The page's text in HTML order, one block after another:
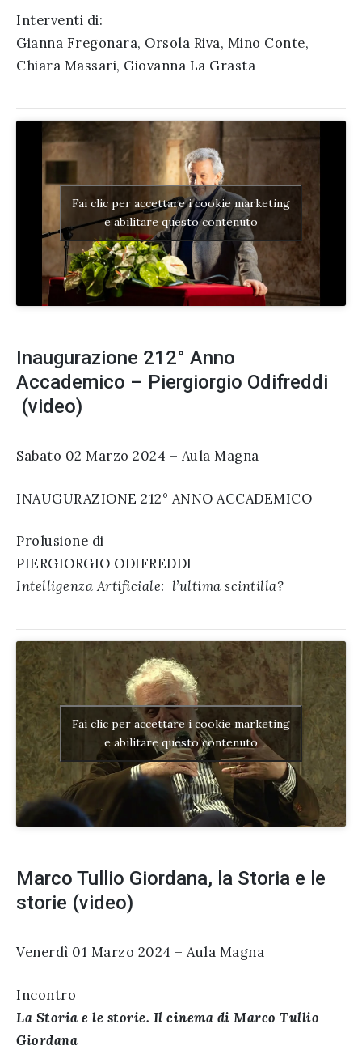
Interventi di:
Gianna Fregonara, Orsola Riva, Mino Conte,
Chiara Massari, Giovanna La Grasta
Fai clic per accettare i cookie marketing
e abilitare questo contenuto
Inaugurazione 212° Anno
Accademico – Piergiorgio Odifreddi
(video)
Sabato 02 Marzo 2024 – Aula Magna
INAUGURAZIONE 212° ANNO ACCADEMICO
Prolusione di
PIERGIORGIO ODIFREDDI
Intelligenza Artificiale: l’ultima scintilla?
Fai clic per accettare i cookie marketing
e abilitare questo contenuto
Marco Tullio Giordana, la Storia e le
storie (video)
Venerdì 01 Marzo 2024 – Aula Magna
Incontro
La Storia e le storie. Il cinema di Marco Tullio
Giordana